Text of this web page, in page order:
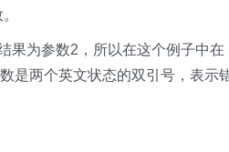
果为参数2，所以在这个例子中在
是两个英文状态的双引号，表示